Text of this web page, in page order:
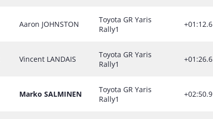
Aaron JOHNSTON
Toyota GR Yaris
Rally1
+01:12.6
Vincent LANDAIS
Toyota GR Yaris
Rally1
+01:26.6
Marko SALMINEN
Toyota GR Yaris
Rally1
+02:50.9